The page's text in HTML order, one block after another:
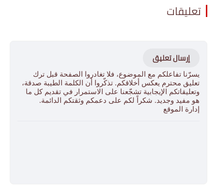
تعليقات
إرسال تعليق
يسرّنا تفاعلكم مع الموضوع، فلا تغادروا الصفحة قبل ترك
تعليق محترم يعكس أخلاقكم. تذكّروا أن الكلمة الطيبة صدقة،
وتعليقاتكم الإيجابية تشجّعنا على الاستمرار في تقديم كل ما
هو مفيد وجديد. شكراً لكم على دعمكم وثقتكم الدائمة.
إدارة الموقع